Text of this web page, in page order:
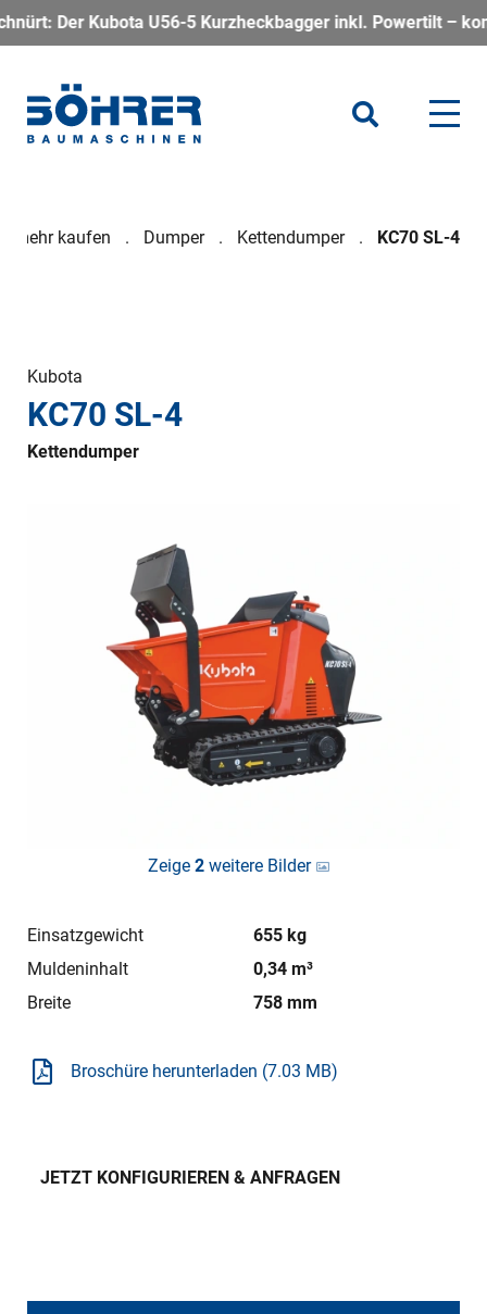
Kubota U56-5 Kurzheckbagger inkl. Powertilt –
mehr kaufen Dumper Kettendumper KC70 SL-4
Kubota
KC70 SL-4
Kettendumper
Zeige 2weitere Bilder
Einsatzgewicht
655 kg
Muldeninhalt
0,34 m³
Breite
758 mm
Broschüre herunterladen (7.03 MB)
JETZT KONFIGURIEREN & ANFRAGEN